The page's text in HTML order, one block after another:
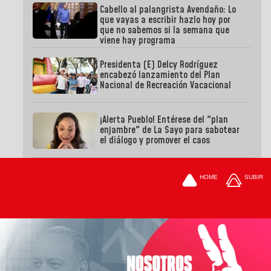
Cabello al palangrista Avendaño: Lo
que vayas a escribir hazlo hoy por
que no sabemos si la semana que
viene hay programa
Presidenta (E) Delcy Rodríguez
encabezó lanzamiento del Plan
Nacional de Recreación Vacacional
¡Alerta Pueblo! Entérese del "plan
enjambre" de La Sayo para sabotear
el diálogo y promover el caos
HOME SUBIR